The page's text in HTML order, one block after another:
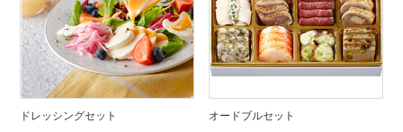
ドレッシングセット オードブルセット